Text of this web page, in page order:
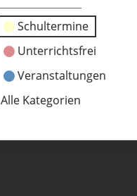
Schultermine
Unterrichtsfrei
Veranstaltungen
Alle Kategorien